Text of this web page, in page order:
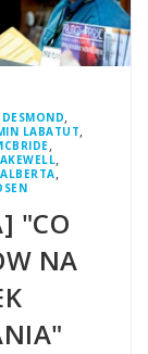
,
LABATUT,
,
,
,
"CO
NA